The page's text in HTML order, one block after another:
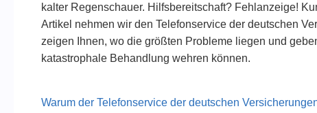
kalter Regenschauer. Hilfsbereitschaft? Fehlanzeige!
Artikel nehmen wir den Telefonservice der deutschen
zeigen Ihnen, wo die größten Probleme liegen und
katastrophale Behandlung wehren können.
Warum der Telefonservice der deutschen